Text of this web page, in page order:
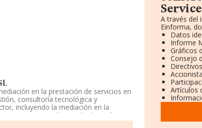
en la prestación de servicios en
consultoría tecnológica y
incluyendo la mediación en la
y proyectos, así como la dirección,
Mercantil como Sociedad Limitada.
A través del
Einforma,
Datos
Informe
Gráficos
Consejo
Artículos